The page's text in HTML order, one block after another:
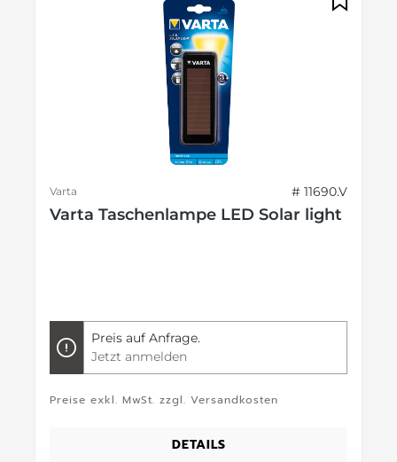
Varta # 11690.V
Varta Taschenlampe LED Solar light
Preis auf Anfrage.
Jetzt anmelden
Preise exkl. MwSt. zzgl. Versandkosten
DETAILS